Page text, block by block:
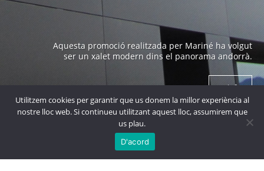
Aquesta promoció realitzada per Mariné ha volgut
ser un xalet modern dins el panorama andorrà.
+ info
Edifici emblemàtic a Andorra construït als anys 70 i
obra de un arquitecte prestigiós com es en Ricard
Bofill.
+ info
PROJECTES
Utilitzem cookies per garantir que us donem la millor experiència al
nostre lloc web. Si continueu utilitzant aquest lloc, assumirem que
us plau.
D'acord